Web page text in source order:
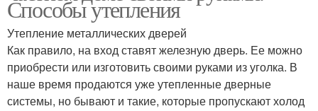
Способы утепления
Утепление металлических дверей
Как правило, на вход ставят железную дверь. Ее можно
приобрести или изготовить своими руками из уголка. В
наше время продаются уже утепленные дверные
системы, но бывают и такие, которые пропускают холод